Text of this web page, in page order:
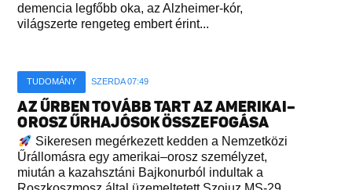
demencia legfőbb oka, az Alzheimer-kór,
világszerte rengeteg embert érint...
TUDOMÁNY SZERDA 07:49
AZ ŰRBEN TOVÁBB TART AZ AMERIKAI–
OROSZ ŰRHAJÓSOK ÖSSZEFOGÁSA
Sikeresen megérkezett kedden a Nemzetközi
Űrállomásra egy amerikai–orosz személyzet,
miután a kazahsztáni Bajkonurból indultak a